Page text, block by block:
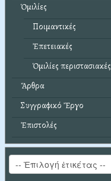
Ὁμιλίες
Ποιμαντικές
Ἐπετειακές
Ὁμιλίες περιστασιακές
Ἄρθρα
Συγγραφικό Ἔργο
Ἐπιστολές